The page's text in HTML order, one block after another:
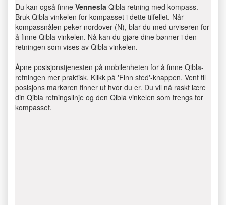
Du kan også finne Vennesla Qibla retning med kompass.
Bruk Qibla vinkelen for kompasset i dette tilfellet. Når
kompassnålen peker nordover (N), blar du med urviseren for
å finne Qibla vinkelen. Nå kan du gjøre dine bønner i den
retningen som vises av Qibla vinkelen.
Åpne posisjonstjenesten på mobilenheten for å finne Qibla-
retningen mer praktisk. Klikk på 'Finn sted'-knappen. Vent til
posisjons markøren finner ut hvor du er. Du vil nå raskt lære
din Qibla retningslinje og den Qibla vinkelen som trengs for
kompasset.